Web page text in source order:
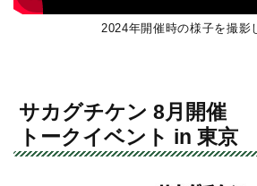
2024年開催時の様子を撮影
サカグチケン 8月開催
トークイベント in 東京